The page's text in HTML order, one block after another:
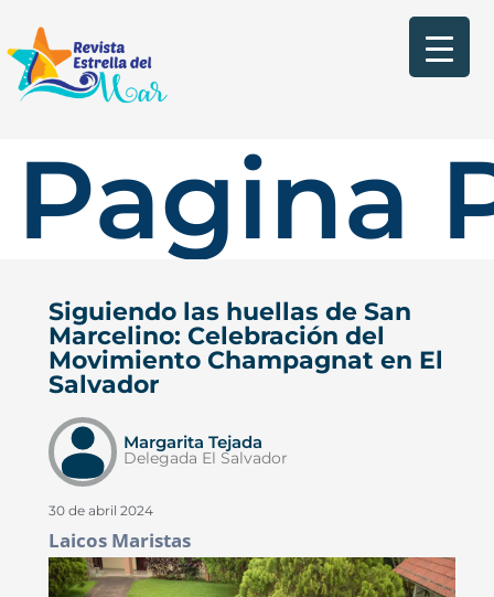
Pagina
Siguiendo las huellas de San
Marcelino: Celebración del
Movimiento Champagnat en El
Salvador
Margarita Tejada
Delegada El Salvador
30 de abril 2024
Laicos Maristas